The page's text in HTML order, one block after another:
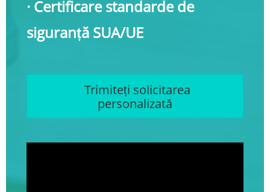
· Certificare standarde de
siguranță SUA/UE
Trimiteți solicitarea
personalizată